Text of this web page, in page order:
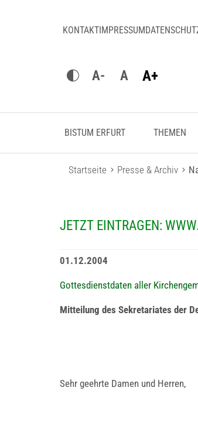
KONTAKTIMPRESSUM
A- A A+
BISTUM ERFURT THEMEN
Startseite Presse & Archiv
JETZT EINTRAGEN:
01.12.2004
Gottesdienstdaten aller
Mitteilung des Sekretariates der
Sehr geehrte Damen und Herren,